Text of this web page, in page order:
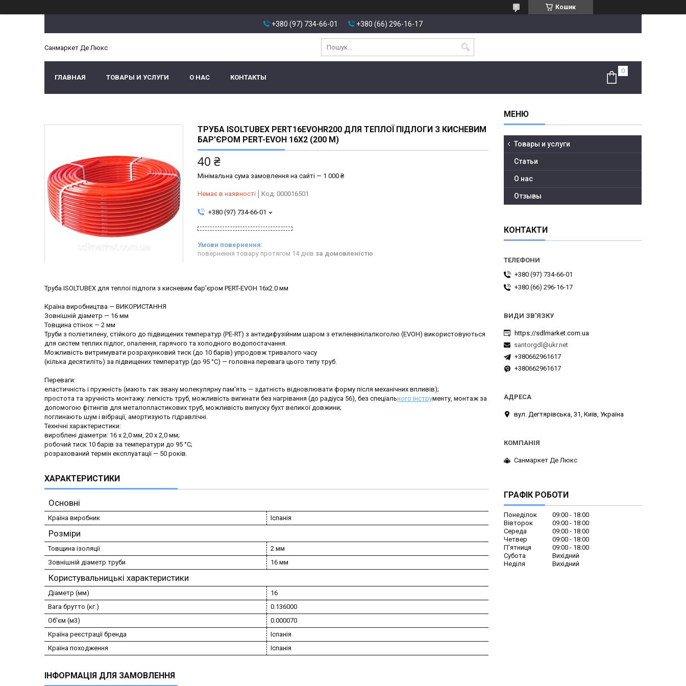
Кошик
+380 (97) 734-66-01 +380 (66) 296-16-17
Санмаркет Де Люкс
ГЛАВНАЯ ТОВАРЫ И УСЛУГИ О НАС КОНТАКТЫ
ТРУБА ISOLTUBEX PERT16EVOHR200 ДЛЯ ТЕПЛОЇ ПІДЛОГИ З КИСНЕВИМ
БАР'ЄРОМ PERT-EVOH 16X2 (200 М)
40 ₴
Мінімальна сума замовлення на сайті — 1 000 ₴
Немає в наявності Код: 000016501
+380 (97) 734-66-01
повернення товару протягом 14 днів за домовленістю
Труба ISOLTUBEX для теплої підлоги з кисневим бар'єром PERT-EVOH 16x2.0 мм
Країна виробництва — ВИКОРИСТАННЯ
Зовнішній діаметр — 16 мм
Товщина стінок — 2 мм
Труби з поліетилену, стійкого до підвищених температур (PE-RT) з антидифузійним шаром з етиленвінілалкоголю (EVOH) використовуються
для систем теплих підлог, опалення, гарячого та холодного водопостачання.
Можливість витримувати розрахунковий тиск (до 10 барів) упродовж тривалого часу
(кілька десятиліть) за підвищених температур (до 95 °C) — головна перевага цього типу труб.
Переваги:
еластичність і пружність (мають так звану молекулярну пам'ять — здатність відновлювати форму після механічних впливів);
простота та зручність монтажу: легкість труб, можливість вигинати без нагрівання (до радіуса 56), без спеціального інструменту, монтаж за
допомогою фітингів для металопластикових труб, можливість випуску бухт великої довжини;
поглинають шум і вібрації, амортизують гідравлічні.
Технічні характеристики:
вироблені діаметри: 16 х 2,0 мм, 20 х 2,0 мм;
робочий тиск 10 барів за температури до 95 °C;
розрахований термін експлуатації — 50 років.
ХАРАКТЕРИСТИКИ
Основні
Країна виробник Іспанія
Розміри
Товщина ізоляції
2 мм
Зовнішній діаметр труби
16 мм
Користувальницькі характеристики
Діаметр (мм)
16
Вага брутто (кг.)
0.136000
Об'єм (м3)
0.000070
Країна реєстрації бренда
Іспанія
Країна походження
Іспанія
ІНФОРМАЦІЯ ДЛЯ ЗАМОВЛЕННЯ
Товары и услуги
Статьи
О нас
Отзывы
КОНТАКТИ
+380 (97) 734-66-01
+380 (66) 296-16-17
https://sdlmarket.com.ua
santorgdl@ukr.net
+380662961617
+380662961617
вул. Дегтярівська, 31, Київ, Україна
Санмаркет Де Люкс
ГРАФІК РОБОТИ
Понеділок 09:00
18:00
Вівторок
09:00
18:00
Середа
09:00
18:00
Четвер
09:00
18:00
Пʼятниця
09:00
18:00
Субота
Вихідний
Неділя
Вихідний